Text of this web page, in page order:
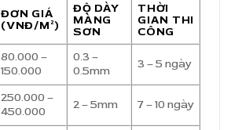
ĐƠN GIÁ
(VNĐ/M²)
ĐỘ DÀY
MÀNG
SƠN
THỜI
GIAN THI
CÔNG
80.000 –
150.000
0.3 –
0.5mm
3 – 5 ngày
250.000 –
450.000
2 – 5mm 7 – 10 ngày